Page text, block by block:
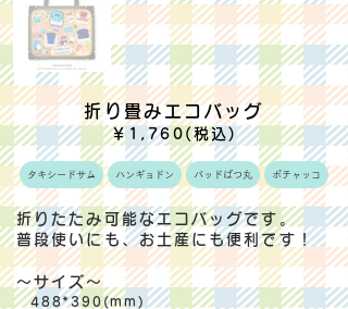
折り畳みエコバッグ
￥1,760(税込)
タキシードサム ハンギョドン バッドばつ丸 ポチャッコ
折りたたみ可能なエコバッグです。
普段使いにも、お土産にも便利です！
～サイズ～
488*390(mm)